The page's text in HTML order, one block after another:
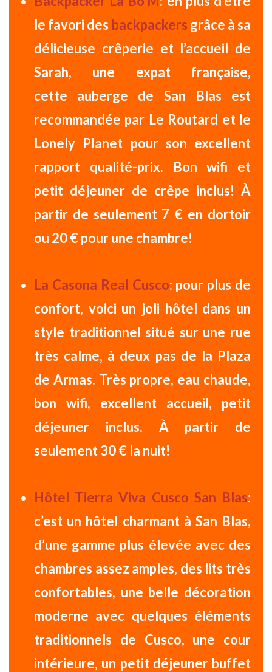
le favori des backpackers grâce à sa
délicieuse crêperie et l’accueil de
Sarah, une expat française,
cette auberge de San Blas est
recommandée par Le Routard et le
Lonely Planet pour son excellent
rapport qualité-prix. Bon wifi et
petit déjeuner de crêpe inclus! À
partir de seulement 7 € en dortoir
ou 20 € pour une chambre!
La Casona Real Cusco: pour plus de
confort, voici un joli hôtel dans un
style traditionnel situé sur une rue
très calme, à deux pas de la Plaza
de Armas. Très propre, eau chaude,
bon wifi, excellent accueil, petit
déjeuner inclus. À partir de
seulement 30 € la nuit!
Hôtel Tierra Viva Cusco San Blas:
c’est un hôtel charmant à San Blas,
d’une gamme plus élevée avec des
chambres assez amples, des lits très
confortables, une belle décoration
moderne avec quelques éléments
traditionnels de Cusco, une cour
intérieure, un petit déjeuner buffet